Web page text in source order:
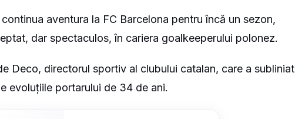
aventura la FC Barcelona pentru încă un sezon,
dar spectaculos, în cariera goalkeeperului polonez.
Deco, directorul sportiv al clubului catalan, care a subliniat
evoluțiile portarului de 34 de ani.